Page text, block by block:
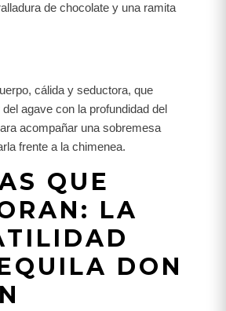
de chocolate y una ramita
cálida y seductora, que
agave con la profundidad del
acompañar una sobremesa
frente a la chimenea.
QUE
LA
DON